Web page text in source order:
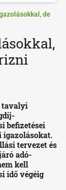
de
tavalyi
befizetései
igazolásokat.
tervezet és
adó-
kell
idő végéig